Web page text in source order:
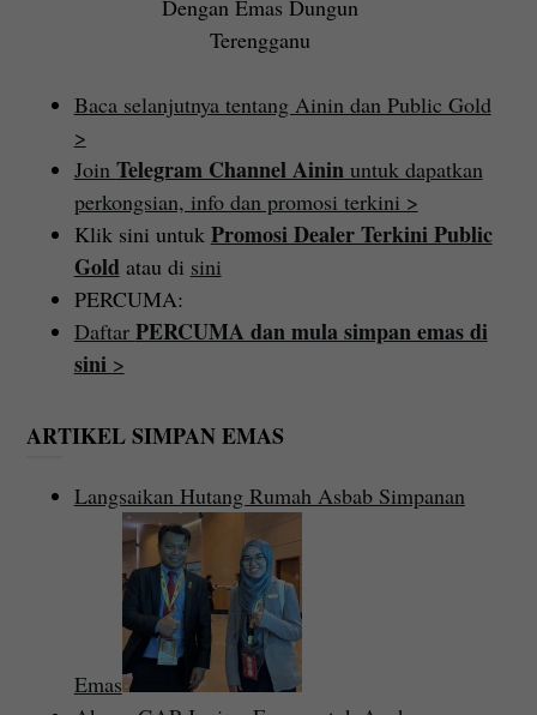
Dengan Emas Dungun
Terengganu
Baca selanjutnya tentang Ainin dan Public Gold
>
Join Telegram Channel Aininuntuk dapatkan
perkongsian, info dan promosi terkini >
Klik sini untuk Promosi Dealer Terkini Public
Goldatau di sini
PERCUMA:
Daftar PERCUMA dan mula simpan emas di
sini >
ARTIKEL SIMPAN EMAS
Langsaikan Hutang Rumah Asbab Simpanan
Emas